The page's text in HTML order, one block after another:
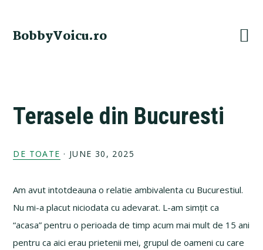
primary
main
primary
footer
BobbyVoicu.ro
Terasele din Bucuresti
DE TOATE · JUNE 30, 2025
Am avut intotdeauna o relatie ambivalenta cu Bucurestiul.
Nu mi-a placut niciodata cu adevarat. L-am simțit ca
“acasa” pentru o perioada de timp acum mai mult de 15 ani
pentru ca aici erau prietenii mei, grupul de oameni cu care